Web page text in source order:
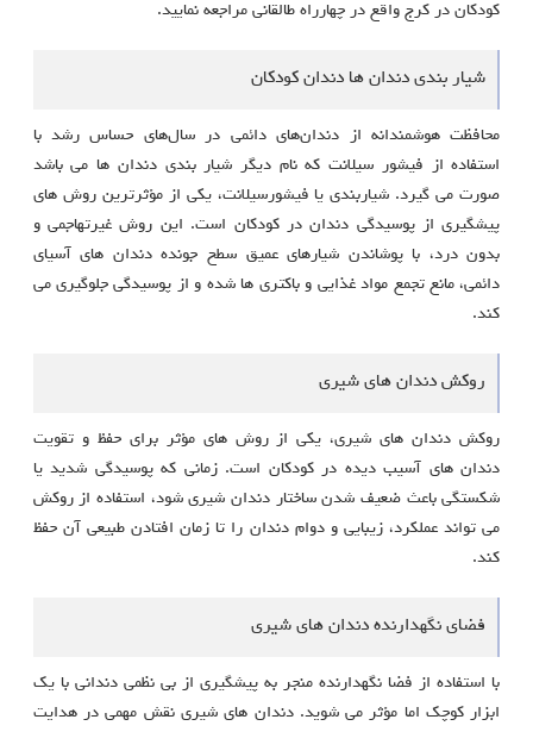
کودکان در کرج واقع در چهارراه طالقانی مراجعه نمایید.
شیار بندی دندان ها دندان کودکان
محافظت هوشمندانه از دندان‌های دائمی در سال‌های حساس رشد با
استفاده از فیشور سیلانت که نام دیگر شیار بندی دندان ها می باشد
صورت می گیرد. شیاربندی یا فیشورسیلانت، یکی از مؤثرترین روش‌ های
پیشگیری از پوسیدگی دندان در کودکان است. این روش غیرتهاجمی و
بدون درد، با پوشاندن شیارهای عمیق سطح جونده دندان‌ های آسیای
دائمی، مانع تجمع مواد غذایی و باکتری‌ ها شده و از پوسیدگی جلوگیری می‌
کند.
روکش دندان های شیری
روکش دندان‌ های شیری، یکی از روش‌ های مؤثر برای حفظ و تقویت
دندان‌ های آسیب‌ دیده در کودکان است. زمانی که پوسیدگی شدید یا
شکستگی باعث ضعیف شدن ساختار دندان شیری شود، استفاده از روکش
می‌ تواند عملکرد، زیبایی و دوام دندان را تا زمان افتادن طبیعی آن حفظ
کند.
فضای نگهدارنده دندان های شیری
با استفاده از فضا نگهدارنده منجر به پیشگیری از بی‌ نظمی دندانی با یک
ابزار کوچک اما مؤثر می شوید. دندان‌ های شیری نقش مهمی در هدایت